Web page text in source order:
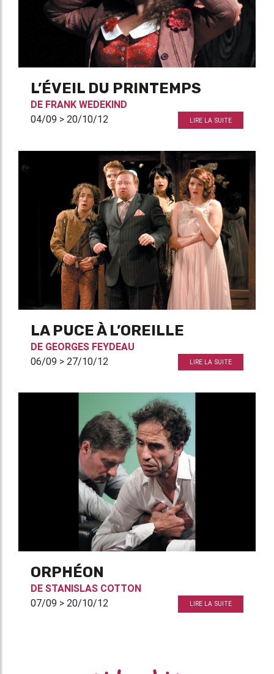
L’ÉVEIL DU PRINTEMPS
DE FRANK WEDEKIND
04/09 > 20/10/12
LIRE LA SUITE
LA PUCE À L’OREILLE
DE GEORGES FEYDEAU
06/09 > 27/10/12
LIRE LA SUITE
ORPHÉON
DE STANISLAS COTTON
07/09 > 20/10/12
LIRE LA SUITE